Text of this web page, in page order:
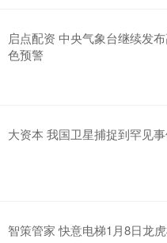
启点配资 中央气象台继续发
色预警
大资本 我国卫星捕捉到罕见
智策管家 快意电梯1月8日龙